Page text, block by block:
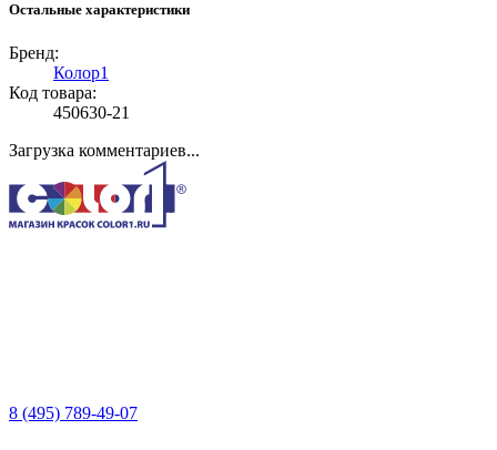
Остальные характеристики
Бренд:
Колор1
Код товара:
450630-21
Загрузка комментариев...
8 (495) 789-49-07